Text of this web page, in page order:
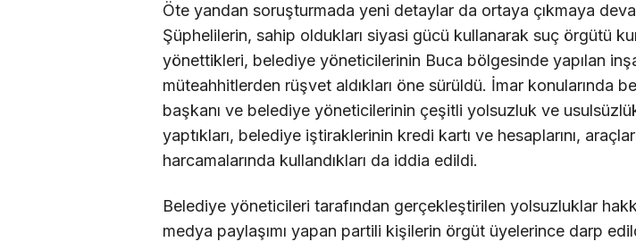
Öte yandan soruşturmada yeni detaylar da ortaya çıkmaya
Şüphelilerin, sahip oldukları siyasi gücü kullanarak suç örgütü
yönettikleri,⁠ belediye yöneticilerinin Buca bölgesinde yapılan
müteahhitlerden rüşvet aldıkları öne sürüldü. İmar konularında
başkanı ve belediye yöneticilerinin çeşitli yolsuzluk ve
yaptıkları, belediye iştiraklerinin kredi kartı ve hesaplarını,
harcamalarında kullandıkları da iddia edildi.
Belediye yöneticileri tarafından gerçekleştirilen yolsuzluklar
medya paylaşımı yapan partili kişilerin örgüt üyelerince darp